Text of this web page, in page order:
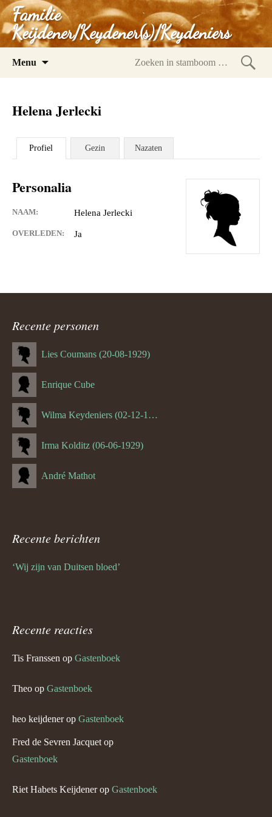
Familie
Keijdener/Keydener(s)/Keydeniers
Menu
Helena Jerlecki
Profiel Gezin Nazaten
Personalia
NAAM: Helena Jerlecki
OVERLEDEN: Ja
Recente personen
Lies Coumans (20-08-1929)
Enrique Cube
Wilma Keydeniers (02-12-1953)
Irma Kolditz (06-06-1929)
André Mathot
Recente berichten
‘Wij zijn van Duitsen bloed’
Recente reacties
Tis Franssen op Gastenboek
Theo op Gastenboek
heo keijdenerop Gastenboek
Fred de Sevren Jacquet op
Gastenboek
Riet Habets Keijdenerop Gastenboek